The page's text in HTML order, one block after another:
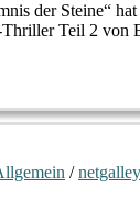
der Steine“
Teil 2 von
/netgalley